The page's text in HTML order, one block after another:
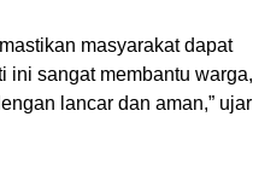
masyarakat dapat
ini sangat membantu warga,
lancar dan aman,” ujar